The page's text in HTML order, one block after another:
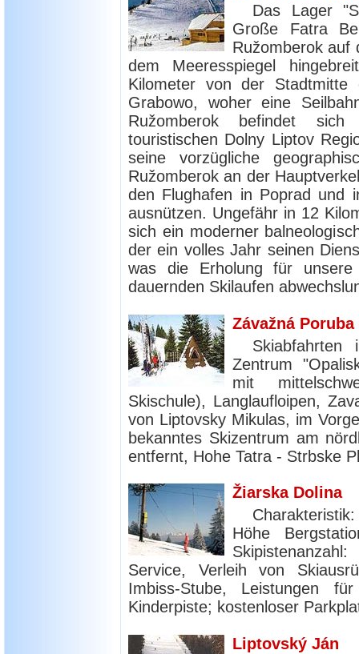
Das Lager
Große Fatra
Ružomberok auf
dem Meeresspiegel
Kilometer von der Stadtmitte
Grabowo, woher eine
Ružomberok befindet
touristischen Dolny Liptov
seine vorzügliche
Ružomberok an der
den Flughafen in Poprad und
ausnützen. Ungefähr in 12
sich ein moderner
der ein volles Jahr seinen
was die Erholung für
dauernden Skilaufen
Závažná
Zentrum
mit
Skischule), Langlaufloipen,
von Liptovsky Mikulas, im
bekanntes Skizentrum am
entfernt, Hohe Tatra - Strbske
Žiarska Dolina
Höhe
Service, Verleih von
Imbiss-Stube, Leistungen
Kinderpiste; kostenloser
Liptovský Ján